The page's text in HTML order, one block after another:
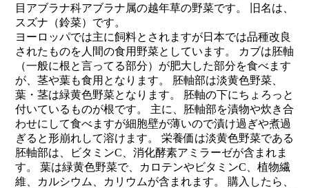
目アブラナ科アブラナ属の越年草の野菜です。 旧名は、
スズナ（鈴菜）です。
ヨーロッパでは主に飼料とされますが日本では品種改良
されたものを人間の食用野菜としています。 カブは胚軸
（一般に根と言ってる部分）が肥大した部分を食べます
が、茎や葉も食用となります。 胚軸部は淡黄色野菜、
葉・茎は緑黄色野菜となります。 胚軸の下にちょろっと
付いているものが根です。 主に、胚軸部を漬物や炊き合
わせにして食べますが細胞壁が薄いので漬け過ぎや煮過
ぎると形崩れして溶けます。 栄養価は淡黄色野菜である
胚軸部は、ビタミンC、消化酵素アミラーゼが含まれま
す。 葉は緑黄色野菜で、カロテンやビタミンC、植物繊
維、カルシウム、カリウムが含まれます。 購入したら、